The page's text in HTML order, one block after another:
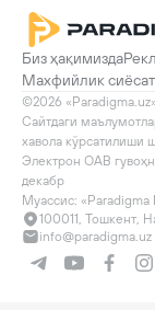
Биз ҳақимизда
Махфийлик
©2026
Сайтдаги
хавола кўрсатилиши
Электрон ОАВ
декабр
Муассис:
100011, Тошкент,
info@paradigma.uz